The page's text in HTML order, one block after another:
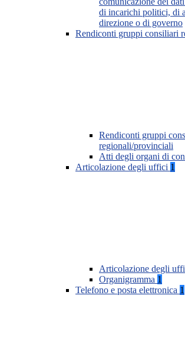
di incarichi politici, di
direzione o di governo
Rendiconti gruppi consiliari
Rendiconti gruppi
regionali/provinciali
Atti degli organi di
Articolazione degli uffici 1
Articolazione degli
Organigramma 1
Telefono e posta elettronica 1